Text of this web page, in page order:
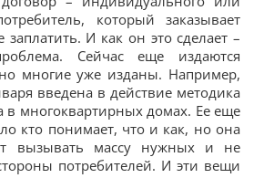
который заказывает
заплатить. И как он это сделает –
Сейчас еще издаются
многие уже изданы. Например,
введена в действие методика
в многоквартирных домах. Ее еще
кто понимает, что и как, но она
вызывать массу нужных и не
потребителей. И эти вещи